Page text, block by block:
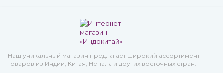
Наш уникальный магазин предлагает широкий ассортимент
товаров из Индии, Китая, Непала и других восточных стран.